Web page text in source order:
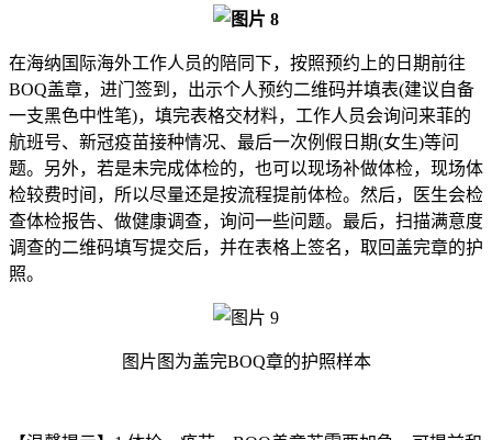
在海纳国际海外工作人员的陪同下，按照预约上的日期前往
BOQ盖章，进门签到，出示个人预约二维码并填表(建议自备
一支黑色中性笔)，填完表格交材料，工作人员会询问来菲的
航班号、新冠疫苗接种情况、最后一次例假日期(女生)等问
题。另外，若是未完成体检的，也可以现场补做体检，现场体
检较费时间，所以尽量还是按流程提前体检。然后，医生会检
查体检报告、做健康调查，询问一些问题。最后，扫描满意度
调查的二维码填写提交后，并在表格上签名，取回盖完章的护
照。
图片图为盖完BOQ章的护照样本